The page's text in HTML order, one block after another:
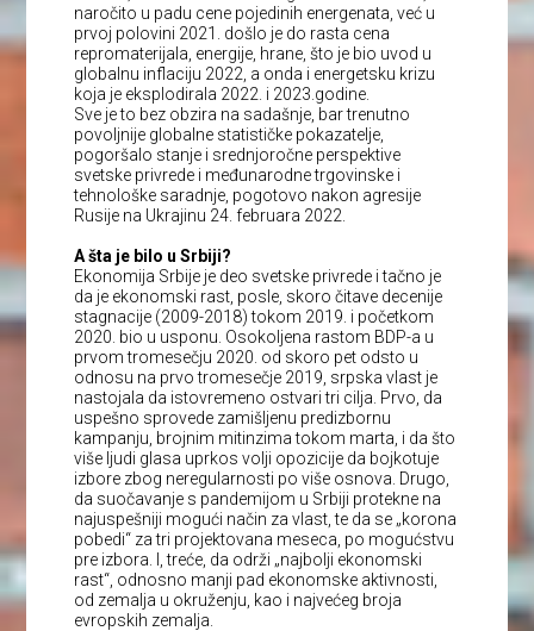
naročito u padu cene pojedinih energenata, već u
prvoj polovini 2021. došlo je do rasta cena
repromaterijala, energije, hrane, što je bio uvod u
globalnu inflaciju 2022, a onda i energetsku krizu
koja je eksplodirala 2022. i 2023.godine.
Sve je to bez obzira na sadašnje, bar trenutno
povoljnije globalne statističke pokazatelje,
pogoršalo stanje i srednjoročne perspektive
svetske privrede i međunarodne trgovinske i
tehnološke saradnje, pogotovo nakon agresije
Rusije na Ukrajinu 24. februara 2022.
A šta je bilo u Srbiji?
Ekonomija Srbije je deo svetske privrede i tačno je
da je ekonomski rast, posle, skoro čitave decenije
stagnacije (2009-2018) tokom 2019. i početkom
2020. bio u usponu. Osokoljena rastom BDP-a u
prvom tromesečju 2020. od skoro pet odsto u
odnosu na prvo tromesečje 2019, srpska vlast je
nastojala da istovremeno ostvari tri cilja. Prvo, da
uspešno sprovede zamišljenu predizbornu
kampanju, brojnim mitinzima tokom marta, i da što
više ljudi glasa uprkos volji opozicije da bojkotuje
izbore zbog neregularnosti po više osnova. Drugo,
da suočavanje s pandemijom u Srbiji protekne na
najuspešniji mogući način za vlast, te da se „korona
pobedi“ za tri projektovana meseca, po mogućstvu
pre izbora. I, treće, da održi „najbolji ekonomski
rast“, odnosno manji pad ekonomske aktivnosti,
od zemalja u okruženju, kao i najvećeg broja
evropskih zemalja.